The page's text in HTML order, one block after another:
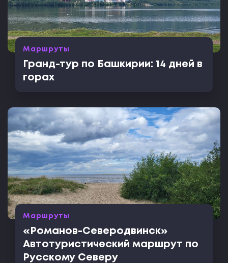
Маршруты
Гранд-тур по Башкирии: 14 дней в
горах
Маршруты
«Романов-Северодвинск»
Автотуристический маршрут по
Русскому Северу